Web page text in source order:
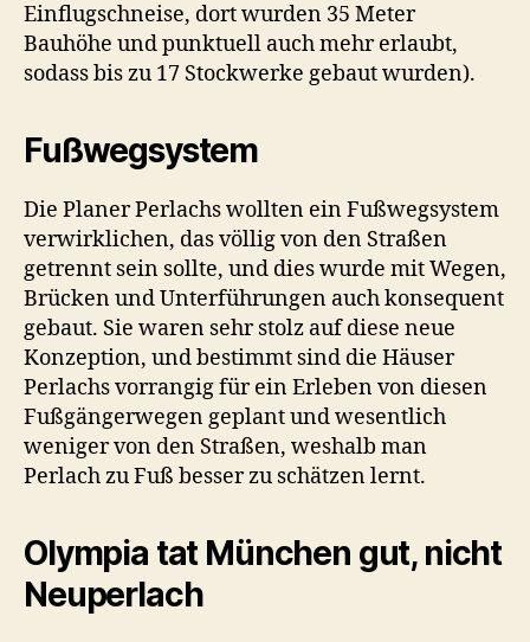
Einflugschneise, dort wurden 35 Meter
Bauhöhe und punktuell auch mehr erlaubt,
sodass bis zu 17 Stockwerke gebaut wurden).
Fußwegsystem
Die Planer Perlachs wollten ein Fußwegsystem
verwirklichen, das völlig von den Straßen
getrennt sein sollte, und dies wurde mit Wegen,
Brücken und Unterführungen auch konsequent
gebaut. Sie waren sehr stolz auf diese neue
Konzeption, und bestimmt sind die Häuser
Perlachs vorrangig für ein Erleben von diesen
Fußgängerwegen geplant und wesentlich
weniger von den Straßen, weshalb man
Perlach zu Fuß besser zu schätzen lernt.
Olympia tat München gut, nicht
Neuperlach